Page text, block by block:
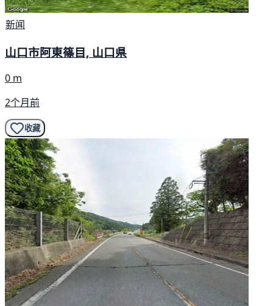
新闻
山口市阿東篠目, 山口県
0 m
2个月前
收藏